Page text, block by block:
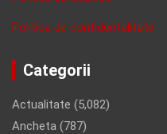
Politica de confidentalitate
Categorii
Actualitate (5,082)
Ancheta (787)